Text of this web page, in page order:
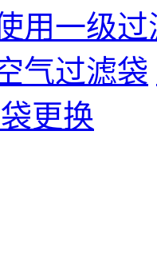
用一级
气过滤袋
更换